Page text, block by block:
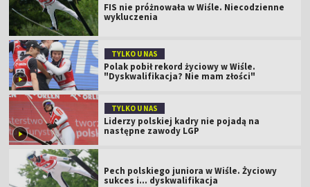
FIS nie próżnowała w Wiśle. Niecodzienne
wykluczenia
TYLKO U NAS
Polak pobił rekord życiowy w Wiśle.
"Dyskwalifikacja? Nie mam złości"
TYLKO U NAS
Liderzy polskiej kadry nie pojadą na
następne zawody LGP
Pech polskiego juniora w Wiśle. Życiowy
sukces i... dyskwalifikacja